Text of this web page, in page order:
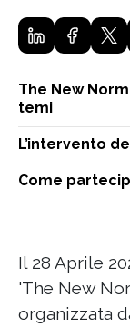
The New
temi
L’intervento
Come
Il 28 Aprile
'The New
organizzata